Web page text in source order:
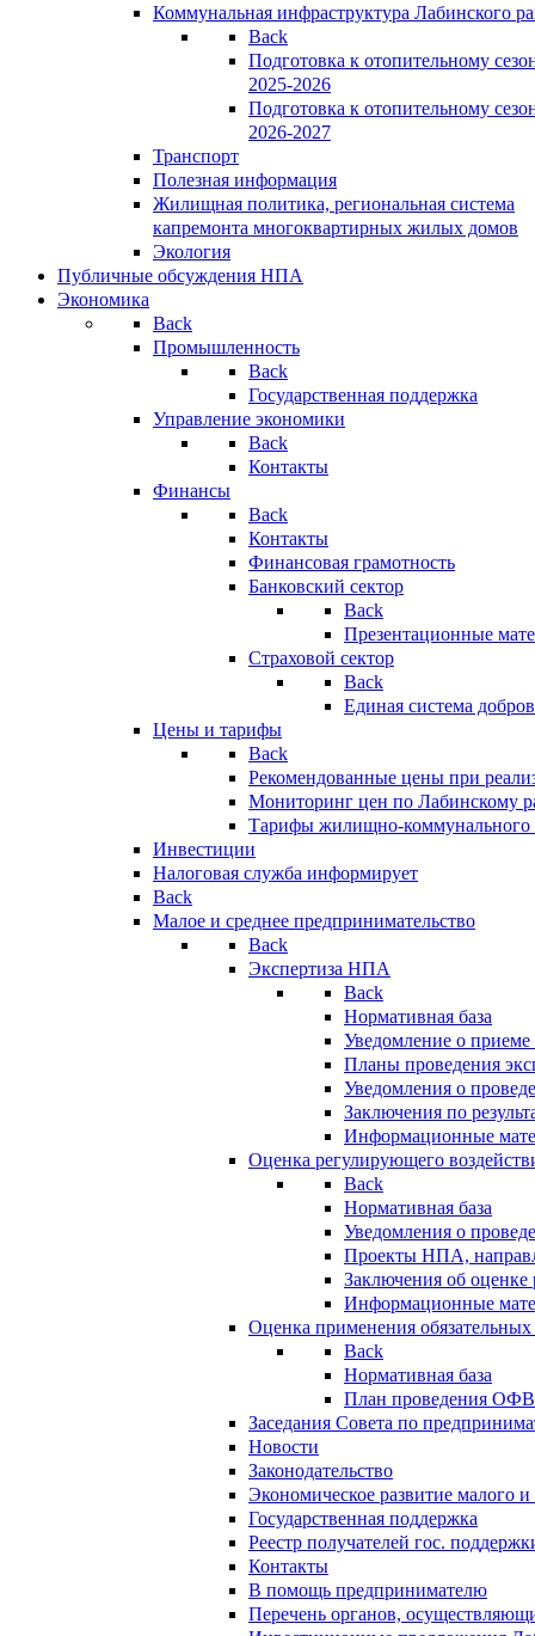
Коммунальная инфраструктура Лабинского
Back
Подготовка к отопительному
2025-2026
Подготовка к отопительному
2026-2027
Транспорт
Полезная информация
Жилищная политика, региональная система
капремонта многоквартирных жилых домов
Экология
Публичные обсуждения НПА
Экономика
Back
Промышленность
Back
Государственная поддержка
Управление экономики
Back
Контакты
Финансы
Back
Контакты
Финансовая грамотность
Банковский сектор
Back
Презентационные
Страховой сектор
Back
Единая система
Цены и тарифы
Back
Рекомендованные цены при
Мониторинг цен по Лабинскому
Тарифы жилищно-коммунального
Инвестиции
Налоговая служба информирует
Back
Малое и среднее предпринимательство
Back
Экспертиза НПА
Back
Нормативная база
Уведомление о
Планы проведения
Уведомления о
Заключения по
Информационные
Оценка регулирующего
Back
Нормативная база
Уведомления о
Проекты НПА,
Заключения об
Информационные
Оценка применения
Back
Нормативная база
План проведения
Заседания Совета по
Новости
Законодательство
Экономическое развитие малого и
Государственная поддержка
Реестр получателей гос.
Контакты
В помощь предпринимателю
Перечень органов,